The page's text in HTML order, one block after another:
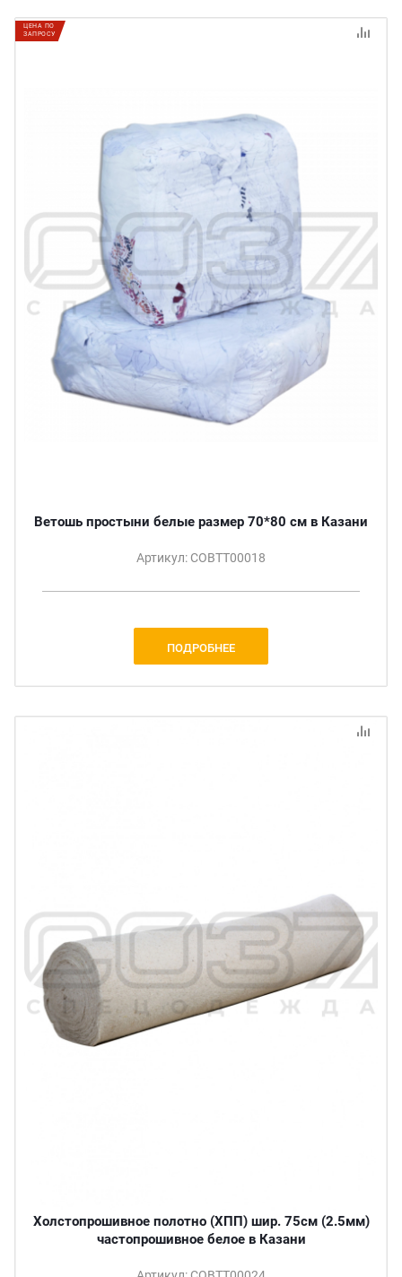
ЦЕНА ПО
ЗАПРОСУ
Ветошь простыни белые размер 70*80 см в Казани
Артикул: СОВТТ00018
ПОДРОБНЕЕ
Холстопрошивное полотно (ХПП) шир. 75см (2.5мм)
частопрошивное белое в Казани